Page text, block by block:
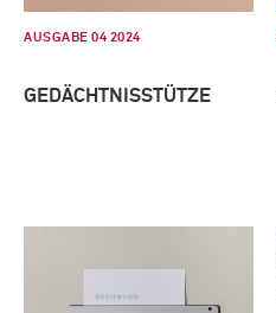
AUSGABE 04 2024
GEDÄCHTNISSTÜTZE